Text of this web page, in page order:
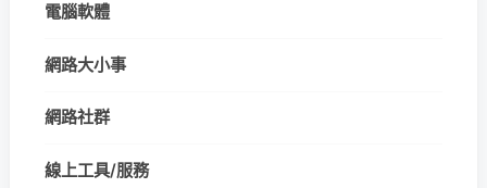
電腦軟體
網路大小事
網路社群
線上工具/服務